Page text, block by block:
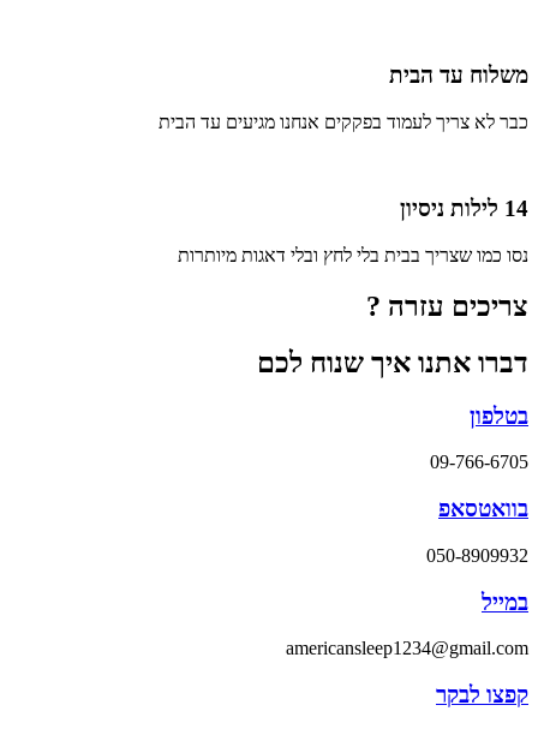
משלוח עד הבית
כבר לא צריך לעמוד בפקקים אנחנו מגיעים עד הבית
14 לילות ניסיון
נסו כמו שצריך בבית בלי לחץ ובלי דאגות מיותרות
צריכים עזרה ?
דברו אתנו איך שנוח לכם
בטלפון
09-766-6705
בוואטסאפ
050-8909932
במייל
americansleep1234@gmail.com
קפצו לבקר